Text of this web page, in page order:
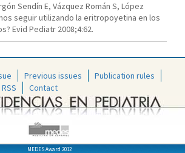
Sendín E, Vázquez Román S, López
seguir utilizando la eritropoyetina en los
Evid Pediatr 2008;4:62.
Previous issues
Publication rules
RSS Contact
MEDES Award 2012